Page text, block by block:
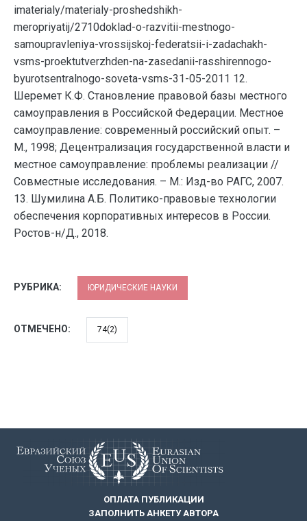
imaterialy/materialy-proshedshikh-
meropriyatij/2710doklad-o-razvitii-mestnogo-
samoupravleniya-vrossijskoj-federatsii-i-zadachakh-
vsms-proektutverzhden-na-zasedanii-rasshirennogo-
byurotsentralnogo-soveta-vsms-31-05-2011 12.
Шеремет К.Ф. Становление правовой базы местного
самоуправления в Российской Федерации. Местное
самоуправление: современный российский опыт. –
М., 1998; Децентрализация государственной власти и
местное самоуправление: проблемы реализации //
Совместные исследования. – М.: Изд-во РАГС, 2007.
13. Шумилина А.Б. Политико-правовые технологии
обеспечения корпоративных интересов в России.
Ростов-н/Д., 2018.
РУБРИКА: ЮРИДИЧЕСКИЕ НАУКИ
ОТМЕЧЕНО: 74(2)
ОПЛАТА ПУБЛИКАЦИИ
ЗАПОЛНИТЬ АНКЕТУ АВТОРА